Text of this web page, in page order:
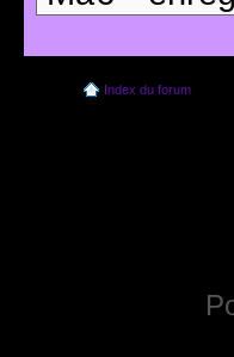
Index du forum